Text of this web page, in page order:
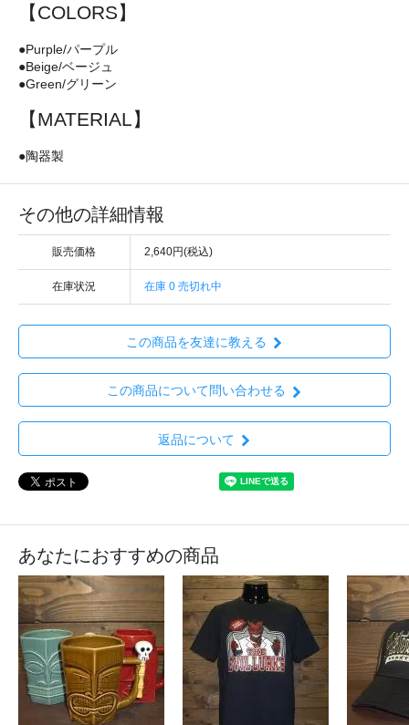
【COLORS】
●Purple/パープル
●Beige/ベージュ
●Green/グリーン
【MATERIAL】
●陶器製
その他の詳細情報
販売価格 2,640円(税込)
在庫状況 在庫 0 売切れ中
この商品を友達に教える
この商品について問い合わせる
返品について
あなたにおすすめの商品